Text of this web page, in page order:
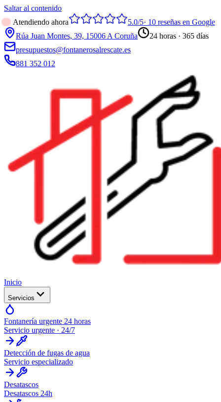
Saltar al contenido
Atendiendo ahora
5.0/5· 10reseñas en Google
Rúa Juan Montes, 39, 15006 A Coruña
24 horas · 365 días
presupuestos@fontanerosalrescate.es
881 352 012
Inicio
Servicios
Fontanería urgente 24 horas
Servicio urgente · 24/7
Detección de fugas de agua
Servicio especializado
Desatascos
Desatascos 24h